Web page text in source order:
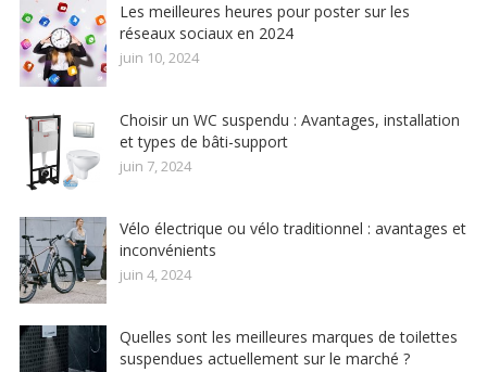
Les meilleures heures pour poster sur les
réseaux sociaux en 2024
juin 10, 2024
Choisir un WC suspendu : Avantages, installation
et types de bâti-support
juin 7, 2024
Vélo électrique ou vélo traditionnel : avantages et
inconvénients
juin 4, 2024
Quelles sont les meilleures marques de toilettes
suspendues actuellement sur le marché ?